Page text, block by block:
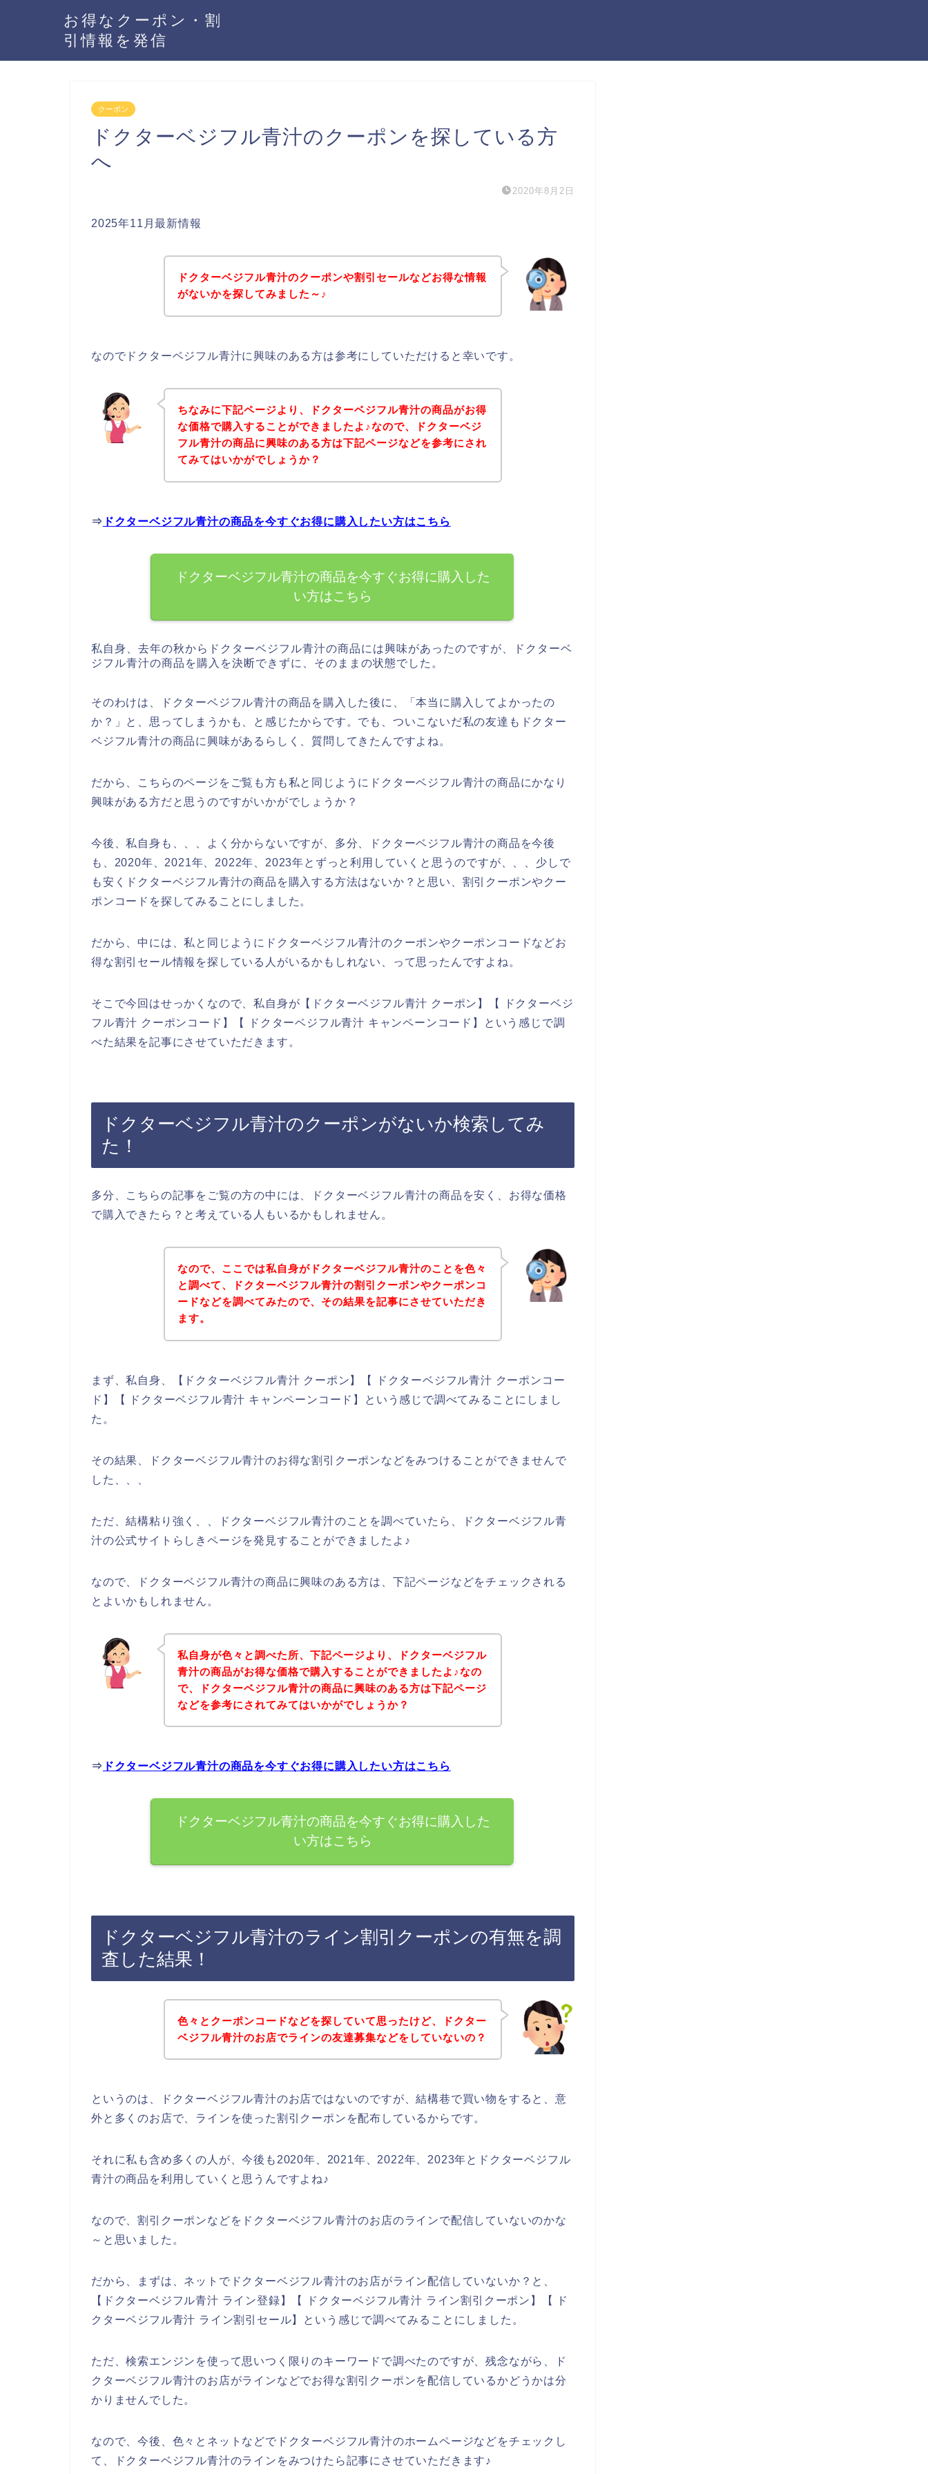
お得なクーポン・割
引情報を発信
クーポン
ドクターベジフル青汁のクーポンを探している方
へ
2020年8月2日
2025年11月最新情報
ドクターベジフル青汁のクーポンや割引セールなどお得な情報
がないかを探してみました～♪
なのでドクターベジフル青汁に興味のある方は参考にしていただけると幸いです。
ちなみに下記ページより、ドクターベジフル青汁の商品がお得
な価格で購入することができましたよ♪なので、ドクターベジ
フル青汁の商品に興味のある方は下記ページなどを参考にされ
てみてはいかがでしょうか？
⇒ ドクターベジフル青汁の商品を今すぐお得に購入したい方はこちら
ドクターベジフル青汁の商品を今すぐお得に購入した
い方はこちら
私自身、去年の秋からドクターベジフル青汁の商品には興味があったのですが、ドクターベ
ジフル青汁の商品を購入を決断できずに、そのままの状態でした。
そのわけは、ドクターベジフル青汁の商品を購入した後に、「本当に購入してよかったの
か？」と、思ってしまうかも、と感じたからです。でも、ついこないだ私の友達もドクター
ベジフル青汁の商品に興味があるらしく、質問してきたんですよね。
だから、こちらのページをご覧も方も私と同じようにドクターベジフル青汁の商品にかなり
興味がある方だと思うのですがいかがでしょうか？
今後、私自身も、、、よく分からないですが、多分、ドクターベジフル青汁の商品を今後
も、2020年、2021年、2022年、2023年とずっと利用していくと思うのですが、、、少しで
も安くドクターベジフル青汁の商品を購入する方法はないか？と思い、割引クーポンやクー
ポンコードを探してみることにしました。
だから、中には、私と同じようにドクターベジフル青汁のクーポンやクーポンコードなどお
得な割引セール情報を探している人がいるかもしれない、って思ったんですよね。
そこで今回はせっかくなので、私自身が【ドクターベジフル青汁 クーポン】【 ドクターベジ
フル青汁 クーポンコード】【 ドクターベジフル青汁 キャンペーンコード】という感じで調
べた結果を記事にさせていただきます。
ドクターベジフル青汁のクーポンがないか検索してみ
た！
多分、こちらの記事をご覧の方の中には、ドクターベジフル青汁の商品を安く、お得な価格
で購入できたら？と考えている人もいるかもしれません。
なので、ここでは私自身がドクターベジフル青汁のことを色々
と調べて、ドクターベジフル青汁の割引クーポンやクーポンコ
ードなどを調べてみたので、その結果を記事にさせていただき
ます。
まず、私自身、【ドクターベジフル青汁 クーポン】【 ドクターベジフル青汁 クーポンコー
ド】【 ドクターベジフル青汁 キャンペーンコード】という感じで調べてみることにしまし
た。
その結果、ドクターベジフル青汁のお得な割引クーポンなどをみつけることができませんで
した、、、
ただ、結構粘り強く、、ドクターベジフル青汁のことを調べていたら、ドクターベジフル青
汁の公式サイトらしきページを発見することができましたよ♪
なので、ドクターベジフル青汁の商品に興味のある方は、下記ページなどをチェックされる
とよいかもしれません。
私自身が色々と調べた所、下記ページより、ドクターベジフル
青汁の商品がお得な価格で購入することができましたよ♪なの
で、ドクターベジフル青汁の商品に興味のある方は下記ページ
などを参考にされてみてはいかがでしょうか？
⇒ ドクターベジフル青汁の商品を今すぐお得に購入したい方はこちら
ドクターベジフル青汁の商品を今すぐお得に購入した
い方はこちら
ドクターベジフル青汁のライン割引クーポンの有無を調
査した結果！
色々とクーポンコードなどを探していて思ったけど、ドクター
ベジフル青汁のお店でラインの友達募集などをしていないの？
というのは、ドクターベジフル青汁のお店ではないのですが、結構巷で買い物をすると、意
外と多くのお店で、ラインを使った割引クーポンを配布しているからです。
それに私も含め多くの人が、今後も2020年、2021年、2022年、2023年とドクターベジフル
青汁の商品を利用していくと思うんですよね♪
なので、割引クーポンなどをドクターベジフル青汁のお店のラインで配信していないのかな
～と思いました。
だから、まずは、ネットでドクターベジフル青汁のお店がライン配信していないか？と、
【ドクターベジフル青汁 ライン登録】【 ドクターベジフル青汁 ライン割引クーポン】【 ド
クターベジフル青汁 ライン割引セール】という感じで調べてみることにしました。
ただ、検索エンジンを使って思いつく限りのキーワードで調べたのですが、残念ながら、ド
クターベジフル青汁のお店がラインなどでお得な割引クーポンを配信しているかどうかは分
かりませんでした。
なので、今後、色々とネットなどでドクターベジフル青汁のホームページなどをチェックし
て、ドクターベジフル青汁のラインをみつけたら記事にさせていただきます♪